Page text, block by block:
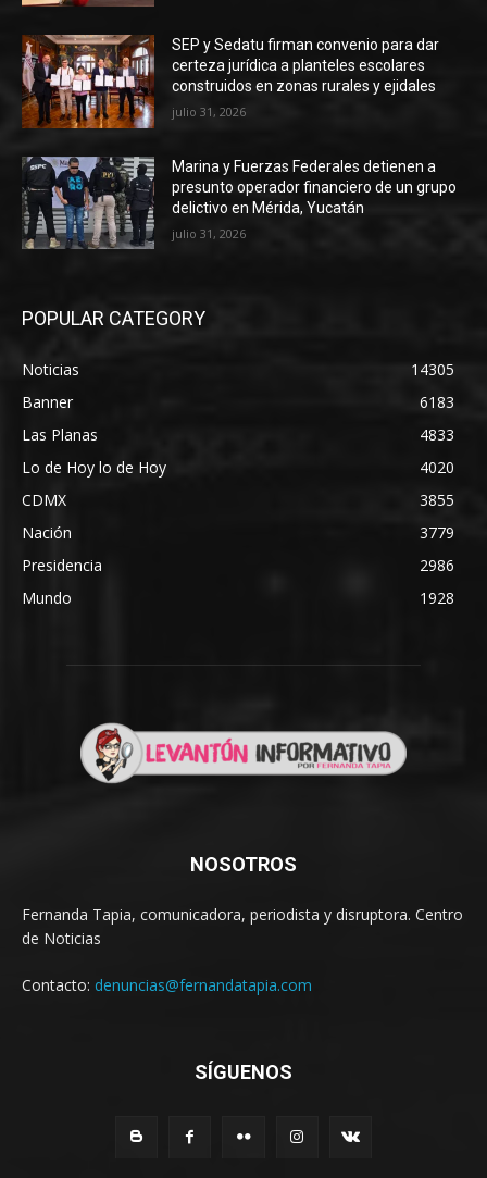
SEP y Sedatu firman convenio para dar
certeza jurídica a planteles escolares
construidos en zonas rurales y ejidales
julio 31, 2026
Marina y Fuerzas Federales detienen a
presunto operador financiero de un grupo
delictivo en Mérida, Yucatán
julio 31, 2026
POPULAR CATEGORY
Noticias
14305
Banner
6183
Las Planas
4833
Lo de Hoy lo de Hoy
4020
CDMX
3855
Nación
3779
Presidencia
2986
Mundo
1928
NOSOTROS
Fernanda Tapia, comunicadora, periodista y disruptora. Centro
de Noticias
Contacto: denuncias@fernandatapia.com
SÍGUENOS